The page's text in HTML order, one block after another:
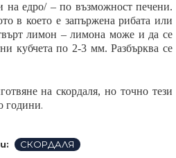
на едро/ – по възможност печени.
в което е запържена рибата или
лимон – лимона може и да се
кубчета по 2-3 мм. Разбърква се
на скордаля, но точно тези
години.
СКОРДАЛЯ